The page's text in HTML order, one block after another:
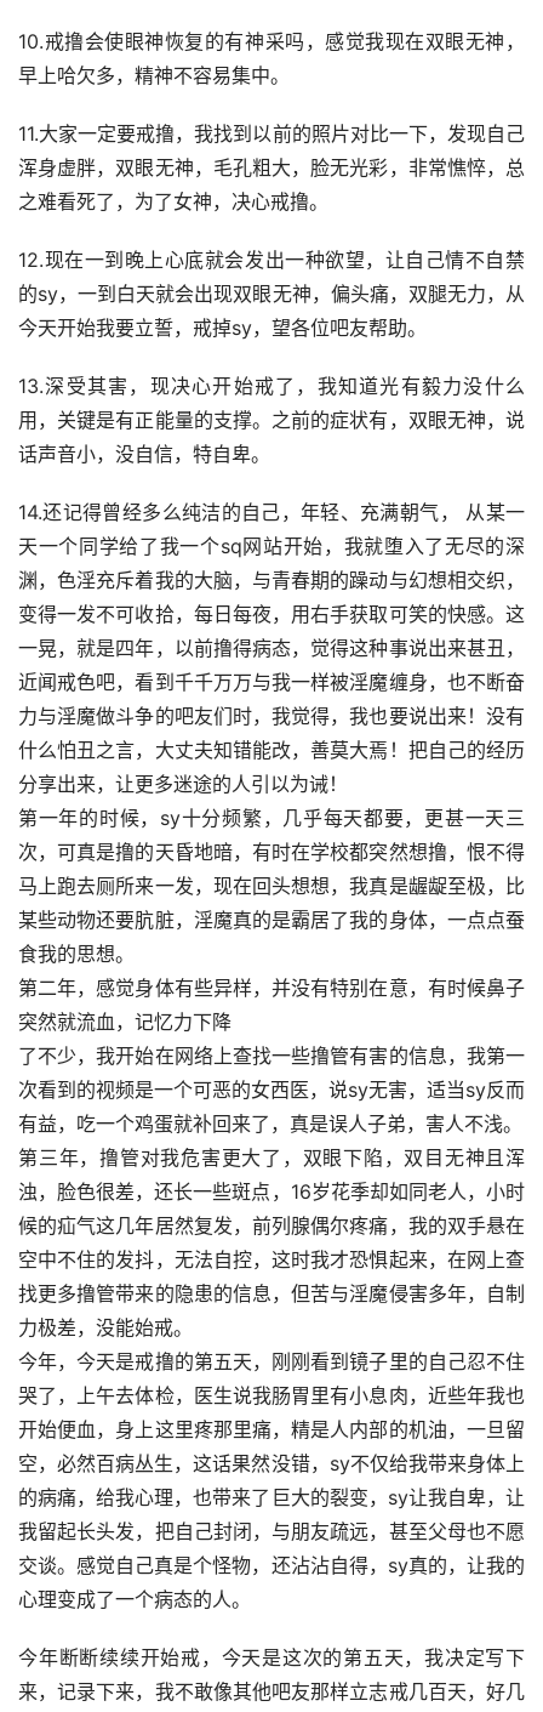
10.戒撸会使眼神恢复的有神采吗，感觉我现在双眼无神，
早上哈欠多，精神不容易集中。
11.大家一定要戒撸，我找到以前的照片对比一下，发现自己
浑身虚胖，双眼无神，毛孔粗大，脸无光彩，非常憔悴，总
之难看死了，为了女神，决心戒撸。
12.现在一到晚上心底就会发出一种欲望，让自己情不自禁
的sy，一到白天就会出现双眼无神，偏头痛，双腿无力，从
今天开始我要立誓，戒掉sy，望各位吧友帮助。
13.深受其害，现决心开始戒了，我知道光有毅力没什么
用，关键是有正能量的支撑。之前的症状有，双眼无神，说
话声音小，没自信，特自卑。
14.还记得曾经多么纯洁的自己，年轻、充满朝气， 从某一
天一个同学给了我一个sq网站开始，我就堕入了无尽的深
渊，色淫充斥着我的大脑，与青春期的躁动与幻想相交织，
变得一发不可收拾，每日每夜，用右手获取可笑的快感。这
一晃，就是四年，以前撸得病态，觉得这种事说出来甚丑，
近闻戒色吧，看到千千万万与我一样被淫魔缠身，也不断奋
力与淫魔做斗争的吧友们时，我觉得，我也要说出来！没有
什么怕丑之言，大丈夫知错能改，善莫大焉！把自己的经历
分享出来，让更多迷途的人引以为诫！
第一年的时候，sy十分频繁，几乎每天都要，更甚一天三
次，可真是撸的天昏地暗，有时在学校都突然想撸，恨不得
马上跑去厕所来一发，现在回头想想，我真是龌龊至极，比
某些动物还要肮脏，淫魔真的是霸居了我的身体，一点点蚕
食我的思想。
第二年，感觉身体有些异样，并没有特别在意，有时候鼻子
突然就流血，记忆力下降
了不少，我开始在网络上查找一些撸管有害的信息，我第一
次看到的视频是一个可恶的女西医，说sy无害，适当sy反而
有益，吃一个鸡蛋就补回来了，真是误人子弟，害人不浅。
第三年，撸管对我危害更大了，双眼下陷，双目无神且浑
浊，脸色很差，还长一些斑点，16岁花季却如同老人，小时
候的疝气这几年居然复发，前列腺偶尔疼痛，我的双手悬在
空中不住的发抖，无法自控，这时我才恐惧起来，在网上查
找更多撸管带来的隐患的信息，但苦与淫魔侵害多年，自制
力极差，没能始戒。
今年，今天是戒撸的第五天，刚刚看到镜子里的自己忍不住
哭了，上午去体检，医生说我肠胃里有小息肉，近些年我也
开始便血，身上这里疼那里痛，精是人内部的机油，一旦留
空，必然百病丛生，这话果然没错，sy不仅给我带来身体上
的病痛，给我心理，也带来了巨大的裂变，sy让我自卑，让
我留起长头发，把自己封闭，与朋友疏远，甚至父母也不愿
交谈。感觉自己真是个怪物，还沾沾自得，sy真的，让我的
心理变成了一个病态的人。
今年断断续续开始戒，今天是这次的第五天，我决定写下
来，记录下来，我不敢像其他吧友那样立志戒几百天，好几